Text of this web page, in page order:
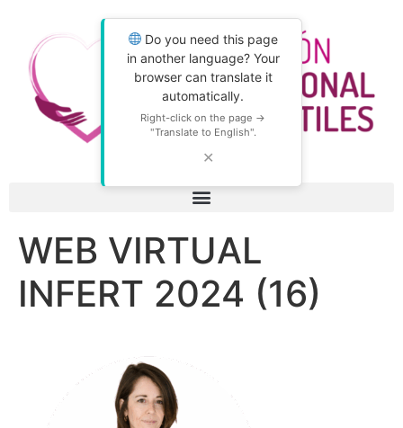
Do you need this page
in another language? Your
browser can translate it
automatically.
Right-click on the page →
"Translate to English".
✕
WEB VIRTUAL
INFERT 2024 (16)